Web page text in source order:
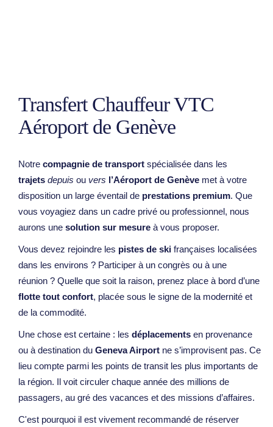
Transfert Chauffeur VTC
Aéroport de Genève
Notre compagnie de transport spécialisée dans les
trajets depuis ou vers l’Aéroport de Genève met à votre
disposition un large éventail de prestations premium. Que
vous voyagiez dans un cadre privé ou professionnel, nous
aurons une solution sur mesure à vous proposer.
Vous devez rejoindre les pistes de ski françaises localisées
dans les environs ? Participer à un congrès ou à une
réunion ? Quelle que soit la raison, prenez place à bord d’une
flotte tout confort, placée sous le signe de la modernité et
de la commodité.
Une chose est certaine : les déplacements en provenance
ou à destination du Geneva Airport ne s’improvisent pas. Ce
lieu compte parmi les points de transit les plus importants de
la région. Il voit circuler chaque année des millions de
passagers, au gré des vacances et des missions d’affaires.
C'est pourquoi il est vivement recommandé de réserver